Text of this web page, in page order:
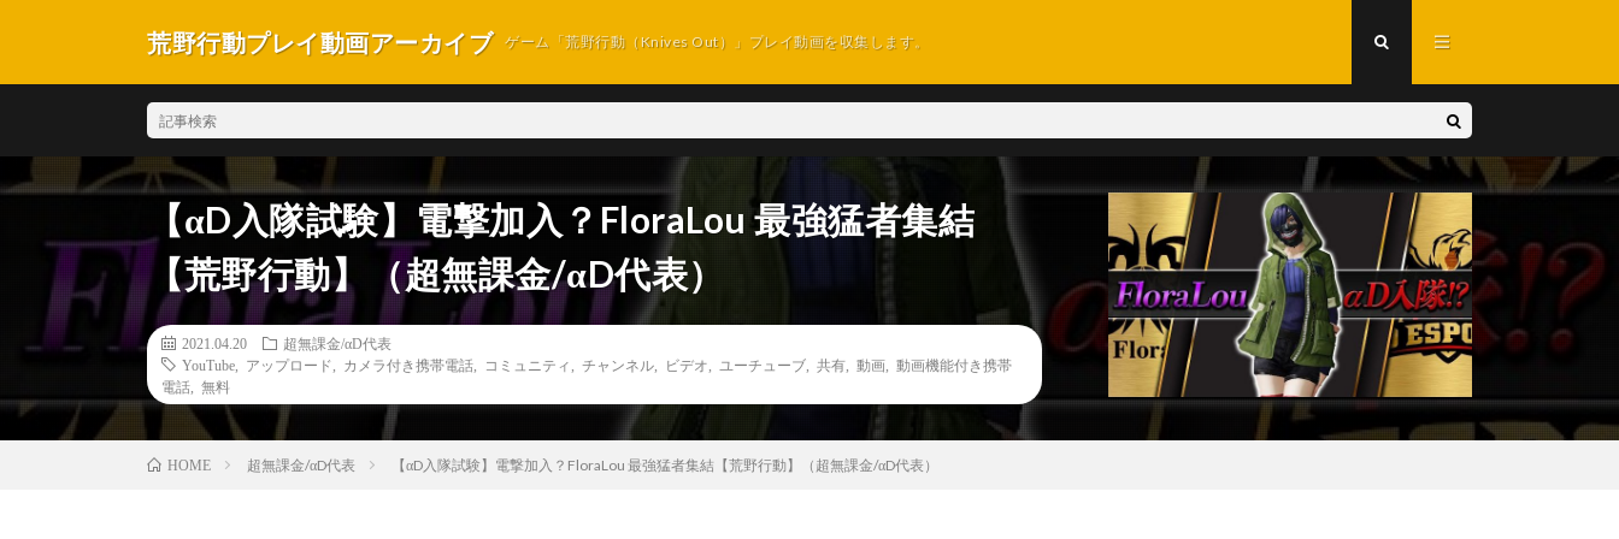
荒野行動プレイ動画アーカイブ ゲーム「荒野行動（Knives Out）」プレイ動画を収集します。
【αD入隊試験】電撃加入？FloraLou 最強猛者集結
【荒野行動】（超無課金/αD代表）
2021.04.20
超無課金/αD代表
YouTube
アップロード カメラ付き携帯電話 コミュニティ チャンネル ビデオ ユーチューブ 共有 動画
動画機能付き携帯
電話
無料
HOME 超無課金/αD代表 【αD入隊試験】電撃加入？FloraLou 最強猛者集結【荒野行動】（超無課金/αD代表）